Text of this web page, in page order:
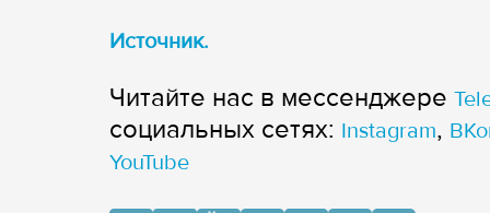
Источник.
Читайте нас в мессенджере
cоциальных сетях: Instagram,
YouTube